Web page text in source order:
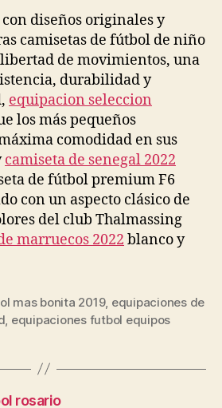
diseños originales y
camisetas de fútbol de niño
de movimientos, una
durabilidad y
equipacion seleccion
los más pequeños
comodidad en sus
camiseta de senegal 2022
de fútbol premium F6
con un aspecto clásico de
del club Thalmassing
marruecos 2022 blanco y
mas bonita 2019, equipaciones de
equipaciones futbol equipos
rosario